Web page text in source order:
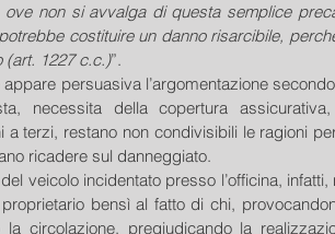
non si avvalga di questa semplice
costituire un danno risarcibile,
(art. 1227 c.c.)”.
persuasiva l’argomentazione
necessita della copertura
a terzi, restano non condivisibili le ragioni
ricadere sul danneggiato.
del veicolo incidentato presso l’officina,
bensì al fatto di chi,
circolazione, pregiudicando la